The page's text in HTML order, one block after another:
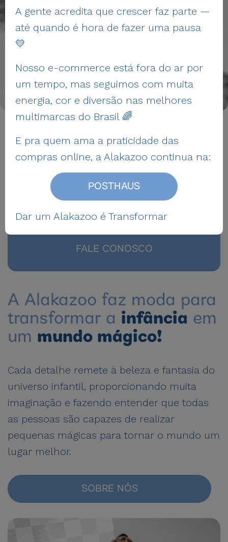
Se você realizou uma compra em nosso
e-commerce, fique tranquilo!
Estamos aqui para te ajudar. Entre em
contato conosco.
FALE CONOSCO
A Alakazoo faz moda para
transformar a infância em
um mundo mágico!
Cada detalhe remete à beleza e fantasia do
universo infantil, proporcionando muita
imaginação e fazendo entender que todas
as pessoas são capazes de realizar
pequenas mágicas para tornar o mundo um
lugar melhor.
SOBRE NÓS
A gente acredita que crescer faz parte —
até quando é hora de fazer uma pausa
💛
Nosso e-commerce está fora do ar por
um tempo, mas seguimos com muita
energia, cor e diversão nas melhores
multimarcas do Brasil 🌈
E pra quem ama a praticidade das
compras online, a Alakazoo continua na:
POSTHAUS
Dar um Alakazoo é Transformar